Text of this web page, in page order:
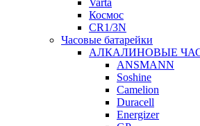
Varta
Космос
CR1/3N
Часовые батарейки
АЛКАЛИНОВЫЕ
ANSMANN
Soshine
Camelion
Duracell
Energizer